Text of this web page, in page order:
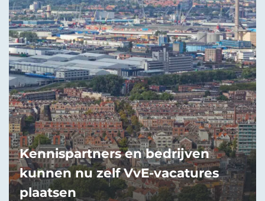
Kennispartners en bedrijven
kunnen nu zelf VvE-vacatures
plaatsen